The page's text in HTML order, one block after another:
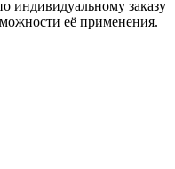
индивидуальному заказу
её применения.